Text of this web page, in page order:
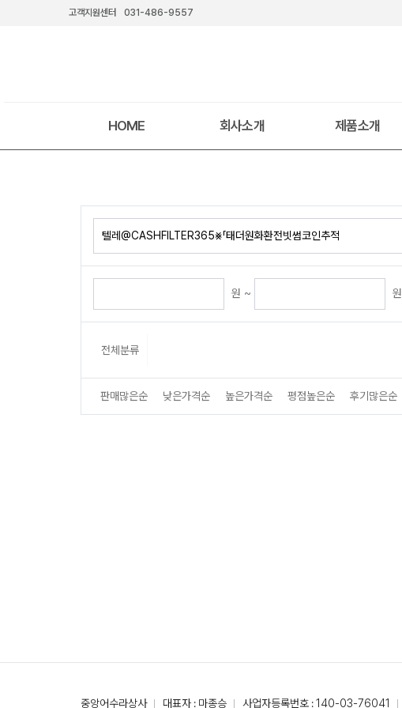
고객지원센터 031-486-9557
HOME 회사소개 제품소개
원 ~ 원
전체분류
판매많은순 낮은가격순 높은가격순 평점높은순 후기많은순
중앙어수라상사 대표자 : 마종승 사업자등록번호 : 140-03-76041